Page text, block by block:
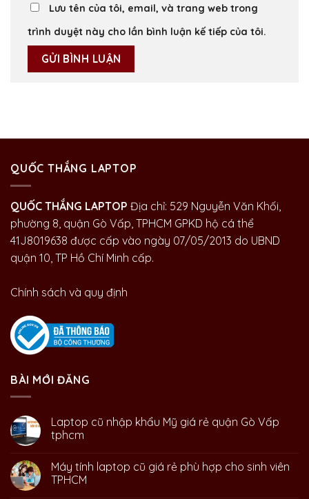
Lưu tên của tôi, email, và trang web trong
trình duyệt này cho lần bình luận kế tiếp của tôi.
QUỐC THẮNG LAPTOP
QUỐC THẮNG LAPTOP Địa chỉ: 529 Nguyễn Văn Khối,
phường 8, quận Gò Vấp, TPHCM GPKD hộ cá thể
41J8019638 được cấp vào ngày 07/05/2013 do UBND
quận 10, TP Hồ Chí Minh cấp.
Chính sách và quy định
BÀI MỚI ĐĂNG
Laptop cũ nhập khẩu Mỹ giá rẻ quận Gò Vấp
tphcm
Máy tính laptop cũ giá rẻ phù hợp cho sinh viên
TPHCM